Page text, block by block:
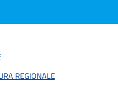
REGIONALE